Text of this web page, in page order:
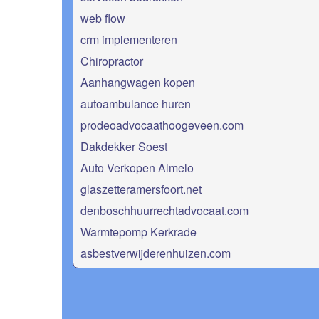
web flow
crm implementeren
Chiropractor
Aanhangwagen kopen
autoambulance huren
prodeoadvocaathoogeveen.com
Dakdekker Soest
Auto Verkopen Almelo
glaszetteramersfoort.net
denboschhuurrechtadvocaat.com
Warmtepomp Kerkrade
asbestverwijderenhuizen.com